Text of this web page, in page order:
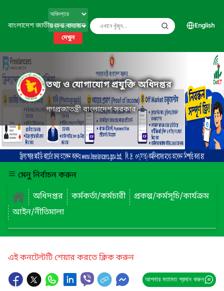
বাংলাদেশ জাতীয় তথ্য বাতায়ন
দেখুন
English
তথ্য ও যোগাযোগ প্রযুক্তি অধিদপ্তর
গণপ্রজাতন্ত্রী বাংলাদেশ সরকার
মেনু নির্বাচন করুন
অধিদপ্তর
কর্মকর্তা/কর্মচারী
প্রকল্প/কর্মসূচি/কার্যক্রম
আইন/নীতিমালা
এই কনটেন্টটি শেয়ার করতে ক্লিক করুন
আপনার মতামত প্রদান করুন